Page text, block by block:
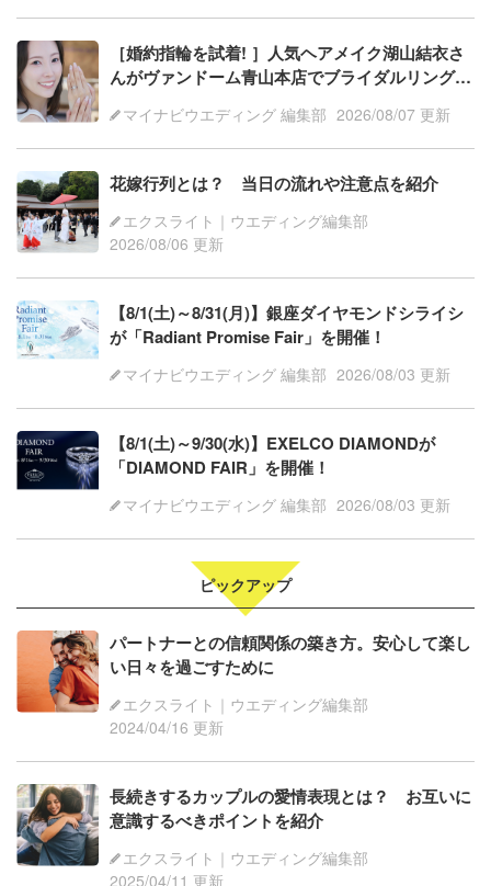
［婚約指輪を試着! ］人気ヘアメイク湖山結衣さ
んがヴァンドーム青山本店でブライダルリング体
マイナビウエディング 編集部 2026/08/07 更新
花嫁行列とは？ 当日の流れや注意点を紹介
エクスライト｜ウエディング編集部
2026/08/06 更新
【8/1(土)～8/31(月)】銀座ダイヤモンドシライシ
が「Radiant Promise Fair」を開催！
マイナビウエディング 編集部 2026/08/03 更新
【8/1(土)～9/30(水)】EXELCO DIAMONDが
「DIAMOND FAIR」を開催！
マイナビウエディング 編集部 2026/08/03 更新
ピックアップ
パートナーとの信頼関係の築き方。安心して楽し
い日々を過ごすために
エクスライト｜ウエディング編集部
2024/04/16 更新
長続きするカップルの愛情表現とは？ お互いに
意識するべきポイントを紹介
エクスライト｜ウエディング編集部
2025/04/11 更新